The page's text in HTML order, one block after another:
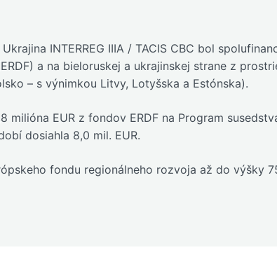
INTERREG IIIA / TACIS CBC bol
a na bieloruskej a ukrajinskej strane z
– s výnimkou Litvy, Lotyšska a Estónska).
EUR z fondov ERDF na Program
dosiahla 8,0 mil. EUR.
fondu regionálneho rozvoja až do výšky